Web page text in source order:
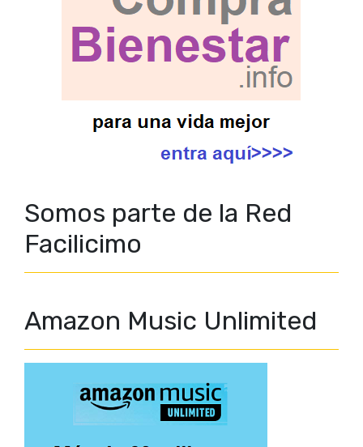
Somos parte de la Red
Facilicimo
Amazon Music Unlimited